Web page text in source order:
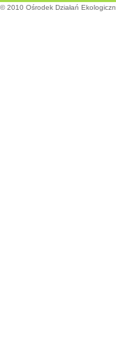
© 2010 Ośrodek Działań